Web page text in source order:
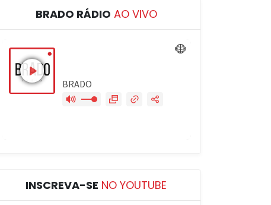
BRADO RÁDIO AO VIVO
INSCREVA-SE NO YOUTUBE